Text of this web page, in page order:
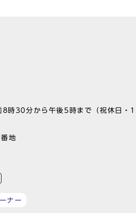
8時30分から午後5時まで（祝休日・
地
ナー